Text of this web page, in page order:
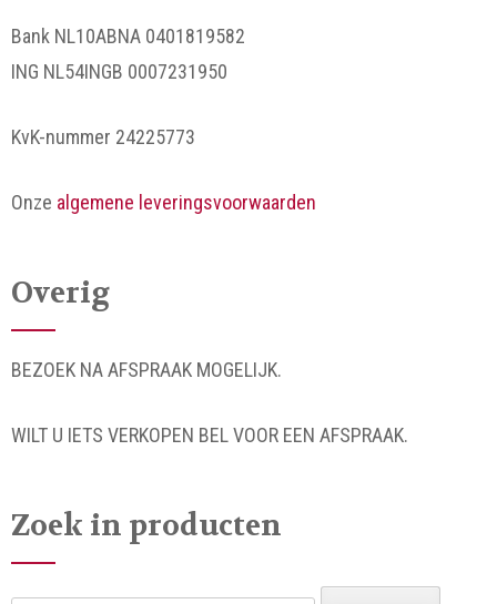
Bank NL10ABNA 0401819582
ING NL54INGB 0007231950
KvK-nummer 24225773
Onze algemene leveringsvoorwaarden
Overig
BEZOEK NA AFSPRAAK MOGELIJK.
WILT U IETS VERKOPEN BEL VOOR EEN AFSPRAAK.
Zoek in producten